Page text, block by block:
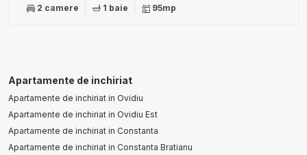
2 camere 1 baie 95mp
Apartamente de inchiriat
Apartamente de inchiriat in Ovidiu
Apartamente de inchiriat in Ovidiu Est
Apartamente de inchiriat in Constanta
Apartamente de inchiriat in Constanta Bratianu